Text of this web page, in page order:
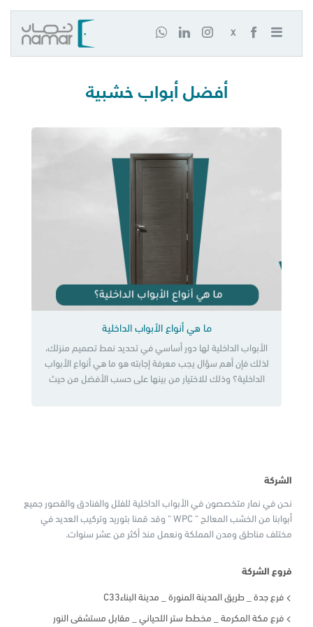
X
أفضل أبواب خشبية
ما هي أنواع الأبواب الداخلية
الأبواب الداخلية لها دور أساسي في تحديد نمط تصميم منزلك،
لذلك فإن أهم سؤال يجب معرفة إجابته هو ما هي أنواع الأبواب
الداخلية؟ وذلك للاختيار من بينها على حسب الأفضل من حيث
الشركة
نحن في نمار متخصصون في الأبواب الداخلية للفلل والفنادق والقصور جميع
أبوابنا من الخشب المعالج “ WPC “ وقد قمنا بتوريد وتركيب العديد في
مختلف مناطق ومدن المملكة ونعمل منذ أكثر من عشر سنوات.
فروع الشركة
فرع جدة _ طريق المدينة المنورة _ مدينة البناءC33
فرع مكة المكرمة _ مخطط ستر اللحياني _ مقابل مستشفى النور